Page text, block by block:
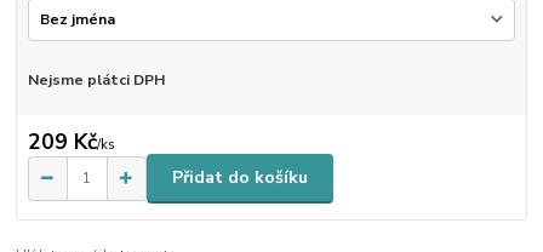
Nejsme plátci DPH
209 Kč/ks
Přidat do košíku